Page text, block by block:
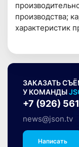
производства;
характеристик
ЗАКАЗАТЬ
У КОМАНДЫ
+7 (926)
news@json.tv
Написать